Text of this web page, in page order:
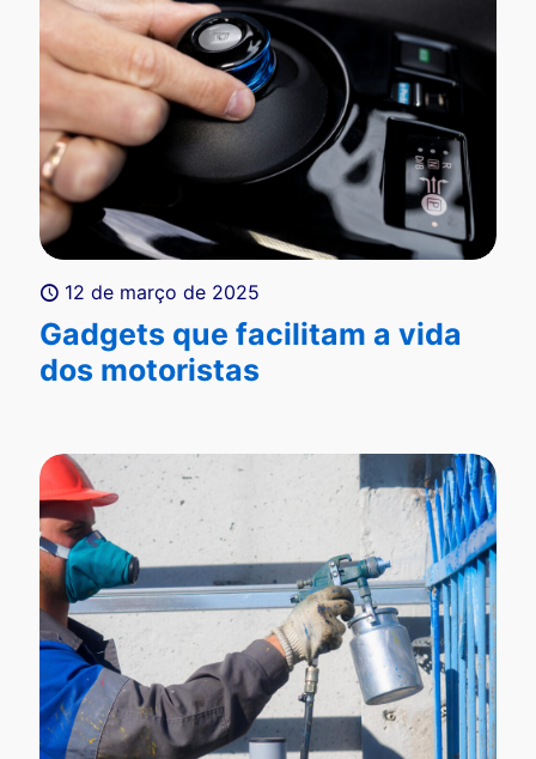
12 de março de 2025
Gadgets que facilitam a vida
dos motoristas